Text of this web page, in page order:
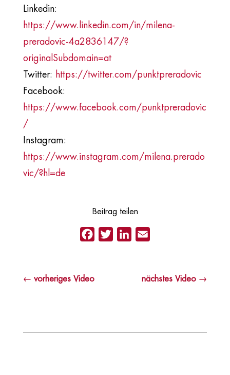
Linkedin:
https://www.linkedin.com/in/milena-
preradovic-4a2836147/?
originalSubdomain=at
Twitter:
https://twitter.com/punktpreradovic
Facebook:
https://www.facebook.com/punktpreradovic
/
Instagram:
https://www.instagram.com/milena.prerado
vic/?hl=de
Beitrag teilen
Facebook
Twitter LinkedIn
← vorheriges Video nächstes Video →